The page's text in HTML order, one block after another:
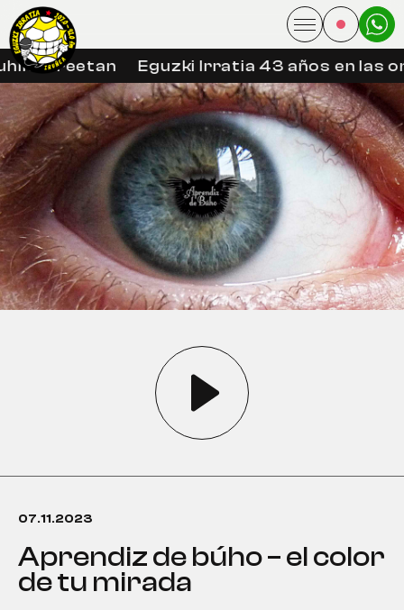
libreetan Eguzki Irratia 43 años en las
07.11.2023
aprendiz de búho – el color
de tu mirada